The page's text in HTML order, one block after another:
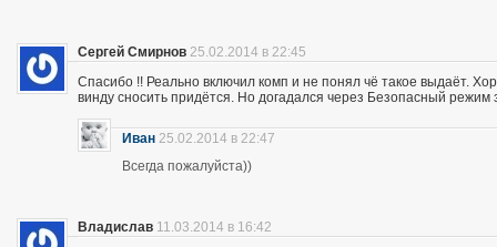
Сергей Смирнов 25.02.2014 в 22:45
Спасибо !! Реально включил комп и не понял чё такое выдаёт.
винду сносить придётся. Но догадался через Безопасный
Иван 25.02.2014 в 22:47
Всегда пожалуйста))
Владислав 11.03.2014 в 16:42